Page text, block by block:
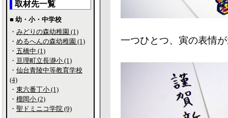
一つひとつ、寅の表情
取材先一覧
■ 幼・小・中学校
・ みどりの森幼稚園 (1)
・ めるへんの森幼稚園 (1)
・ 五橋中 (1)
・ 亘理町立長瀞小 (1)
・ 仙台青陵中等教育学校
(4)
・ 東六番丁小 (1)
・ 榴岡小 (2)
・ 聖ドミニコ学院 (9)